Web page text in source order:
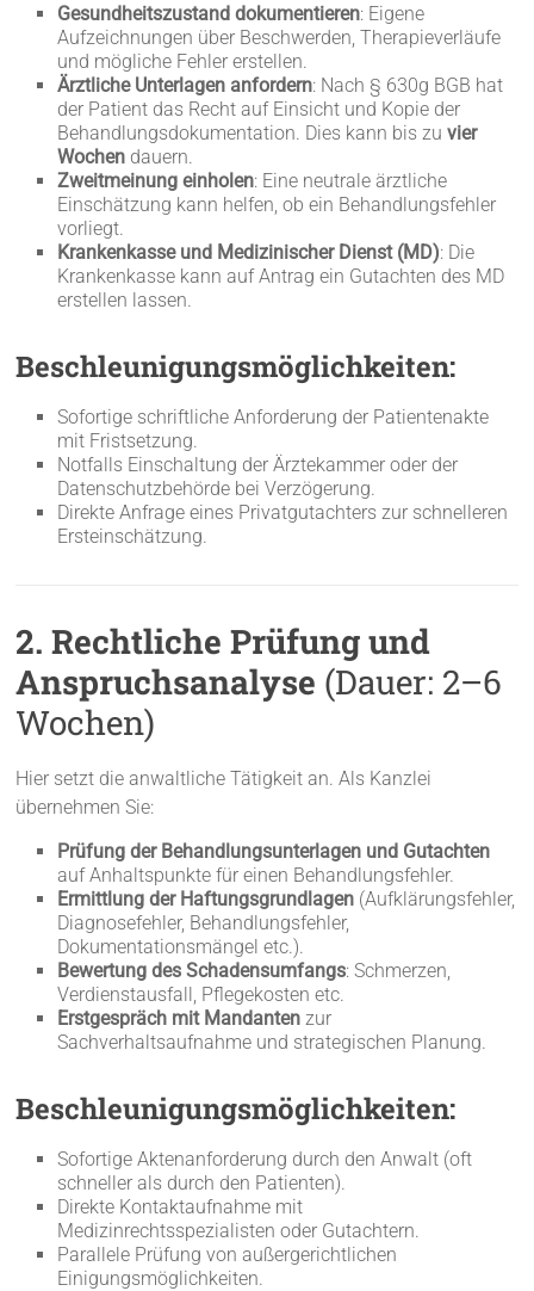
Gesundheitszustand dokumentieren: Eigene
Aufzeichnungen über Beschwerden, Therapieverläufe
und mögliche Fehler erstellen.
Ärztliche Unterlagen anfordern: Nach § 630g BGB hat
der Patient das Recht auf Einsicht und Kopie der
Behandlungsdokumentation. Dies kann bis zuvier
Wochen dauern.
Zweitmeinung einholen: Eine neutrale ärztliche
Einschätzung kann helfen, ob ein Behandlungsfehler
vorliegt.
Krankenkasse und Medizinischer Dienst (MD): Die
Krankenkasse kann auf Antrag ein Gutachten des MD
erstellen lassen.
Beschleunigungsmöglichkeiten:
Sofortige schriftliche Anforderung der Patientenakte
mit Fristsetzung.
Notfalls Einschaltung der Ärztekammer oder der
Datenschutzbehörde bei Verzögerung.
Direkte Anfrage eines Privatgutachters zur schnelleren
Ersteinschätzung.
2. Rechtliche Prüfung und
Anspruchsanalyse (Dauer: 2–6
Wochen)
Hier setzt die anwaltliche Tätigkeit an. Als Kanzlei
übernehmen Sie:
Prüfung der Behandlungsunterlagen und Gutachten
auf Anhaltspunkte für einen Behandlungsfehler.
Ermittlung der Haftungsgrundlagen (Aufklärungsfehler,
Diagnosefehler, Behandlungsfehler,
Dokumentationsmängel etc.).
Bewertung des Schadensumfangs: Schmerzen,
Verdienstausfall, Pflegekosten etc.
Erstgespräch mit Mandanten zur
Sachverhaltsaufnahme und strategischen Planung.
Beschleunigungsmöglichkeiten:
Sofortige Aktenanforderung durch den Anwalt (oft
schneller als durch den Patienten).
Direkte Kontaktaufnahme mit
Medizinrechtsspezialisten oder Gutachtern.
Parallele Prüfung von außergerichtlichen
Einigungsmöglichkeiten.